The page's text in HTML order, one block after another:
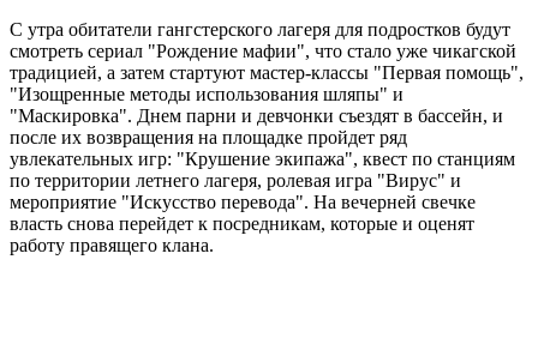
С утра обитатели гангстерского лагеря для подростков будут
смотреть сериал "Рождение мафии", что стало уже чикагской
традицией, а затем стартуют мастер-классы "Первая помощь",
"Изощренные методы использования шляпы" и
"Маскировка". Днем парни и девчонки съездят в бассейн, и
после их возвращения на площадке пройдет ряд
увлекательных игр: "Крушение экипажа", квест по станциям
по территории летнего лагеря, ролевая игра "Вирус" и
мероприятие "Искусство перевода". На вечерней свечке
власть снова перейдет к посредникам, которые и оценят
работу правящего клана.